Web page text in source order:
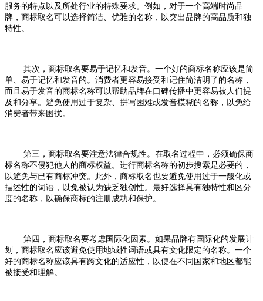
服务的特点以及所处行业的特殊要求。例如，对于一个高端时尚品
牌，商标取名可以选择简洁、优雅的名称，以突出品牌的高品质和独
特性。
其次，商标取名要易于记忆和发音。一个好的商标名称应该是简
单、易于记忆和发音的。消费者更容易接受和记住简洁明了的名称，
而且易于发音的商标名称可以帮助品牌在口碑传播中更容易被人们提
及和分享。避免使用过于复杂、拼写困难或发音模糊的名称，以免给
消费者带来困扰。
第三，商标取名要注意法律合规性。在取名过程中，必须确保商
标名称不侵犯他人的商标权益。进行商标名称的初步搜索是必要的，
以避免与已有商标冲突。此外，商标取名也要避免使用过于一般化或
描述性的词语，以免被认为缺乏独创性。最好选择具有独特性和区分
度的名称，以确保商标的注册成功和保护。
第四，商标取名要考虑国际化因素。如果品牌有国际化的发展计
划，商标取名应该避免使用地域性词语或具有文化限定的名称。一个
好的商标名称应该具有跨文化的适应性，以便在不同国家和地区都能
被接受和理解。